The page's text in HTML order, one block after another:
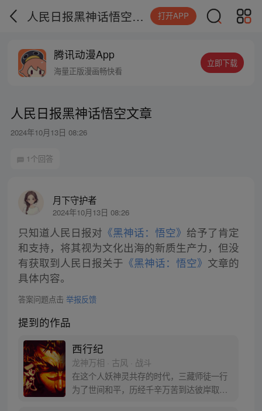
人民日报黑神话悟空文章 打开APP
腾讯动漫App
海量正版漫画畅快看
立即下载
人民日报黑神话悟空文章
2024年10月13日 08:26
1个回答
月下守护者
2024年10月13日 08:26
只知道人民日报对 《黑神话：悟空》 给予了肯定
和支持，将其视为文化出海的新质生产力，但没
有获取到人民日报关于 《黑神话：悟空》 文章的
具体内容。
答案问题点击 举报反馈
提到的作品
西行纪
龙神万相 · 古风 · 战斗
在这个人妖神灵共存的时代，三藏师徒一行
为了世间和平，历经千辛万苦到达彼岸取